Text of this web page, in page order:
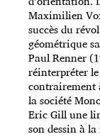
Maximilien
succès du
géométrique
Paul Renner
réinterpréter
contrairement
la société
Eric Gill une
son dessin à